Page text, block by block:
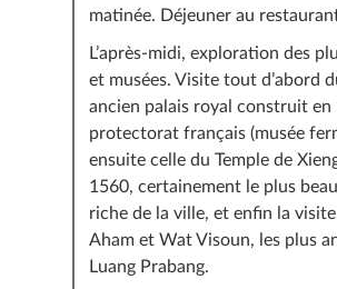
guides (voir la FAQ)
Ce prix ne comprend pas :
vers votre pays (
voir la FAQ
Les frais de visa (
voir la FAQ
Les pourboires aux guides et
guide, à prévoir environ entre 3 et
par voyageur et la moitié pour
contents de leurs services)
Les boissons et les autres repas
matinée. Déjeuner au
L’après-midi, exploration des
et musées. Visite tout d’abord
ancien palais royal construit en
protectorat français (musée
ensuite celle du Temple de
1560, certainement le plus
riche de la ville, et enfin la
Aham et Wat Visoun, les plus
Luang Prabang.